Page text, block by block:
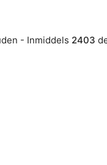
- Inmiddels 2403